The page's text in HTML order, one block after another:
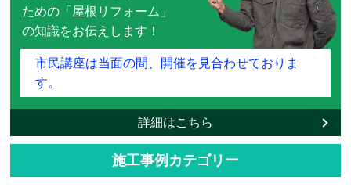
ための「屋根リフォーム」
の知識をお伝えします！
市民講座は当面の間、開催を見合わせておりま
す。
詳細はこちら
施工事例カテゴリー